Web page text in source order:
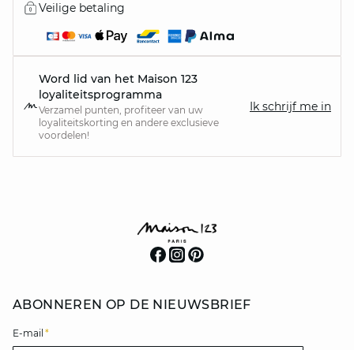
Veilige betaling
Word lid van het Maison 123
loyaliteitsprogramma
Verzamel punten, profiteer van uw
loyaliteitskorting en andere exclusieve
voordelen!
Ik schrijf me in
ABONNEREN OP DE NIEUWSBRIEF
E-mail *